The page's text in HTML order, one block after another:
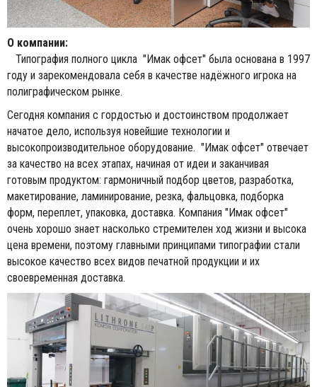
О компании:
Типография полного цикла "Имак офсет" была основана в 1997
году и зарекомендовала себя в качестве надёжного игрока на
полиграфическом рынке.
Сегодня компания с гордостью и достоинством продолжает
начатое дело, используя новейшие технологии и
высокопроизводительное оборудование. "Имак офсет" отвечает
за качество на всех этапах, начиная от идеи и заканчивая
готовым продуктом: гармоничный подбор цветов, разработка,
макетирование, ламинирование, резка, фальцовка, подборка
форм, переплет, упаковка, доставка. Компания "Имак офсет"
очень хорошо знает насколько стремителен ход жизни и высока
цена времени, поэтому главными принципами типографии стали
высокое качество всех видов печатной продукции и их
своевременная доставка.